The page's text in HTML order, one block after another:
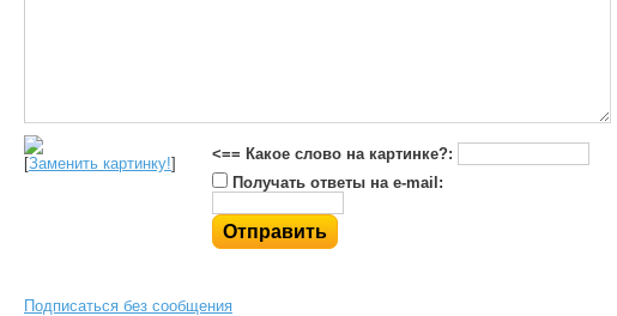
[Заменить картинку!]
<== Какое слово на картинке?:
Получать ответы на e-mail:
Подписаться без сообщения